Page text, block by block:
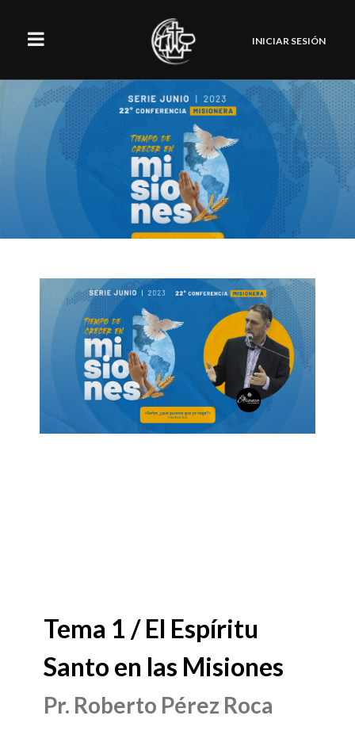
INICIAR SESIÓN
Tema 1 / El Espíritu
Santo en las Misiones
Pr. Roberto Pérez Roca